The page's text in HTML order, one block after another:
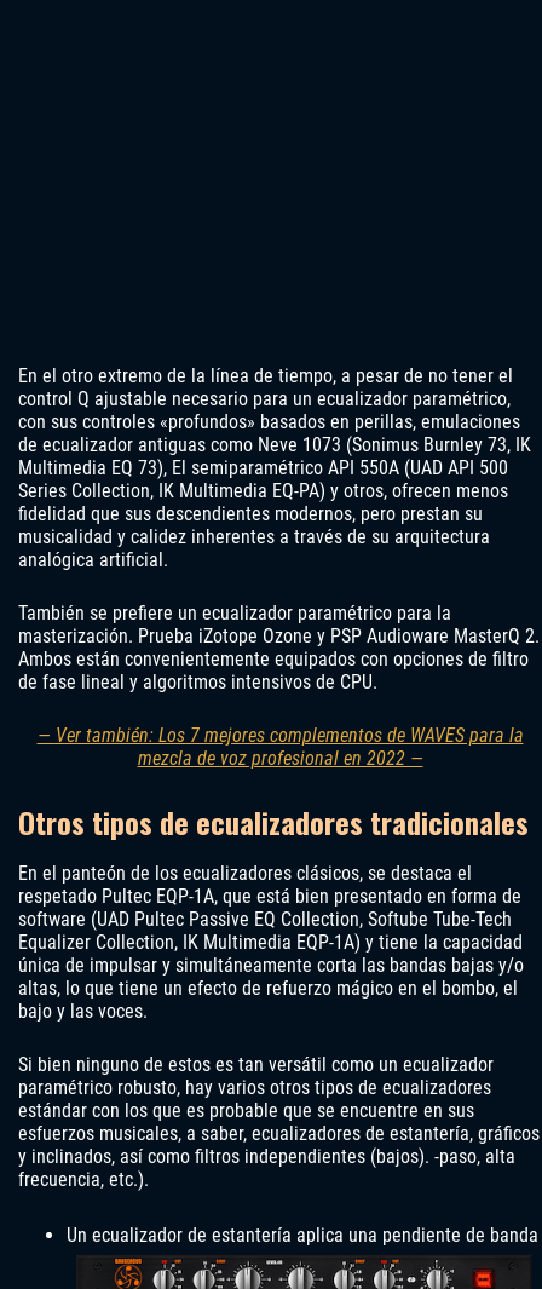
En el otro extremo de la línea de tiempo, a pesar de no tener el
control Q ajustable necesario para un ecualizador paramétrico,
con sus controles «profundos» basados ​​en perillas, emulaciones
de ecualizador antiguas como Neve 1073 (Sonimus Burnley 73, IK
Multimedia EQ 73), El semiparamétrico API 550A (UAD API 500
Series Collection, IK Multimedia EQ-PA) y otros, ofrecen menos
fidelidad que sus descendientes modernos, pero prestan su
musicalidad y calidez inherentes a través de su arquitectura
analógica artificial.
También se prefiere un ecualizador paramétrico para la
masterización. Prueba iZotope Ozone y PSP Audioware MasterQ 2.
Ambos están convenientemente equipados con opciones de filtro
de fase lineal y algoritmos intensivos de CPU.
— Ver también: Los 7 mejores complementos de WAVES para la
mezcla de voz profesional en 2022 —
Otros tipos de ecualizadores tradicionales
En el panteón de los ecualizadores clásicos, se destaca el
respetado Pultec EQP-1A, que está bien presentado en forma de
software (UAD Pultec Passive EQ Collection, Softube Tube-Tech
Equalizer Collection, IK Multimedia EQP-1A) y tiene la capacidad
única de impulsar y simultáneamente corta las bandas bajas y/o
altas, lo que tiene un efecto de refuerzo mágico en el bombo, el
bajo y las voces.
Si bien ninguno de estos es tan versátil como un ecualizador
paramétrico robusto, hay varios otros tipos de ecualizadores
estándar con los que es probable que se encuentre en sus
esfuerzos musicales, a saber, ecualizadores de estantería, gráficos
y inclinados, así como filtros independientes (bajos). -paso, alta
frecuencia, etc.).
Un ecualizador de estantería aplica una pendiente de banda